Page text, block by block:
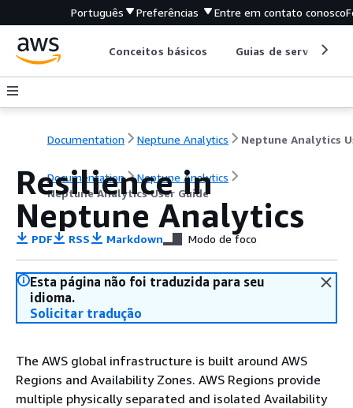
Português Preferências Entre em contato conosco
Conceitos básicos Guias de serviço
Documentation Neptune Analytics
Documentation
Neptune Analytics
Neptune Analytics User Guide
Resilience in
Neptune Analytics
PDF RSS Markdown Modo de foco
Esta página não foi traduzida para seu
idioma.
Solicitar tradução
The AWS global infrastructure is built around AWS
Regions and Availability Zones. AWS Regions provide
multiple physically separated and isolated Availability